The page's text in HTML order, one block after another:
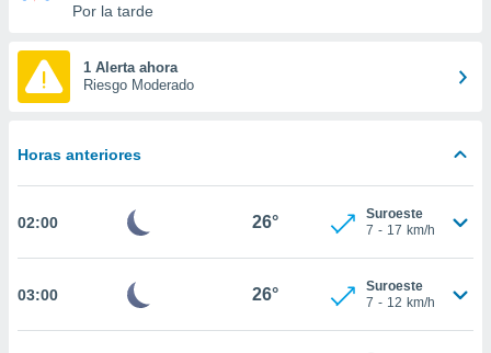
contenido
coste.
botón
a la
la
ACEPTAR
CONTINUAR
Por la tarde
1 Alerta ahora
Riesgo Moderado
Horas anteriores
02:00 26°
Suroeste
7 - 17 km/h
03:00 26°
Suroeste
7 - 12 km/h